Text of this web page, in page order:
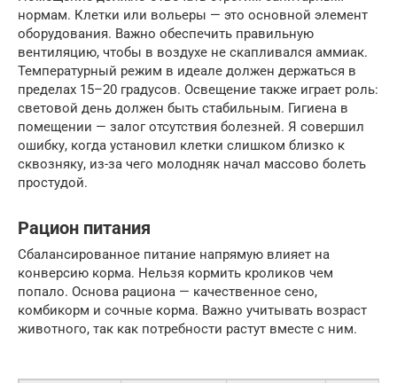
нормам. Клетки или вольеры — это основной элемент
оборудования. Важно обеспечить правильную
вентиляцию, чтобы в воздухе не скапливался аммиак.
Температурный режим в идеале должен держаться в
пределах 15–20 градусов. Освещение также играет роль:
световой день должен быть стабильным. Гигиена в
помещении — залог отсутствия болезней. Я совершил
ошибку, когда установил клетки слишком близко к
сквозняку, из-за чего молодняк начал массово болеть
простудой.
Рацион питания
Сбалансированное питание напрямую влияет на
конверсию корма. Нельзя кормить кроликов чем
попало. Основа рациона — качественное сено,
комбикорм и сочные корма. Важно учитывать возраст
животного, так как потребности растут вместе с ним.